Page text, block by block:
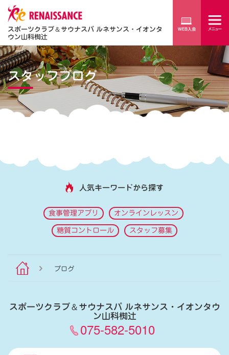
スポーツクラブ＆サウナスパ ルネサンス・イオンタ
ウン山科椥辻
スタッフブログ
人気キーワードから探す
食事管理アプリ オンラインレッスン
糖質コントロール スタッフ募集
ブログ
スポーツクラブ＆サウナスパ ルネサンス・イオンタウ
ン山科椥辻
075-582-5010